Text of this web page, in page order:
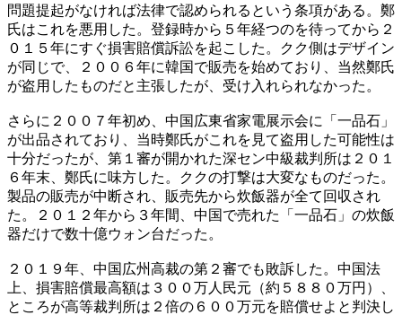
問題提起がなければ法律で認められるという条項がある。鄭
氏はこれを悪用した。登録時から５年経つのを待ってから２
０１５年にすぐ損害賠償訴訟を起こした。クク側はデザイン
が同じで、２００６年に韓国で販売を始めており、当然鄭氏
が盗用したものだと主張したが、受け入れられなかった。
さらに２００７年初め、中国広東省家電展示会に「一品石」
が出品されており、当時鄭氏がこれを見て盗用した可能性は
十分だったが、第１審が開かれた深セン中級裁判所は２０１
６年末、鄭氏に味方した。ククの打撃は大変なものだった。
製品の販売が中断され、販売先から炊飯器が全て回収され
た。２０１２年から３年間、中国で売れた「一品石」の炊飯
器だけで数十億ウォン台だった。
２０１９年、中国広州高裁の第２審でも敗訴した。中国法
上、損害賠償最高額は３００万人民元（約５８８０万円）、
ところが高等裁判所は２倍の６００万元を賠償せよと判決し